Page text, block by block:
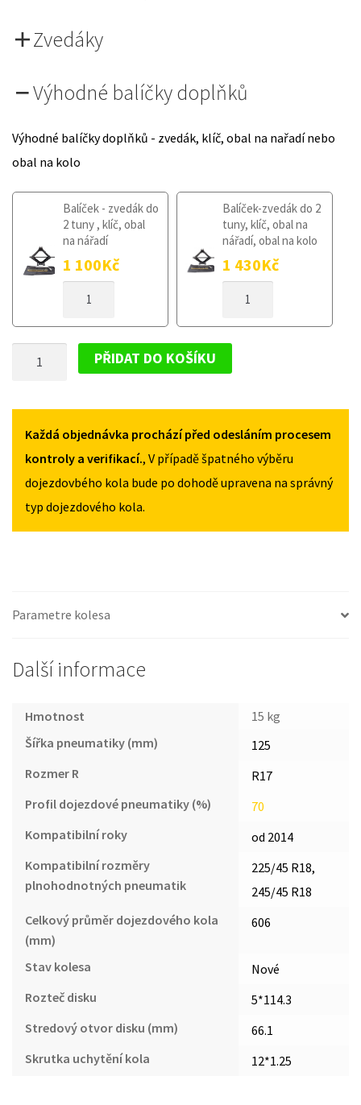
Zvedáky
Výhodné balíčky doplňků
Výhodné balíčky doplňků - zvedák, klíč, obal na nařadí nebo
obal na kolo
Balíček - zvedák do
2 tuny , klíč, obal
na nářadí
1 100Kč
KOLO
2014
Balíček-zvedák do 2
tuny, klíč, obal na
nářadí, obal na kolo
1 430Kč
KOLO
2014
PULSAR
OD
2014
MNOŽSTVÍ
PŘIDAT DO KOŠÍKU
Každá objednávka prochází před odesláním procesem
kontroly a verifikací., V případě špatného výběru
dojezdovbého kola bude po dohodě upravena na správný
typ dojezdového kola.
Parametre kolesa
Další informace
Hmotnost
15 kg
Šířka pneumatiky (mm)
125
Rozmer R
R17
Profil dojezdové pneumatiky (%)
70
Kompatibilní roky
od 2014
Kompatibilní rozměry
plnohodnotných pneumatik
225/45 R18,
245/45 R18
Celkový průměr dojezdového kola
(mm)
606
Stav kolesa
Nové
Rozteč disku
5*114.3
Stredový otvor disku (mm)
66.1
Skrutka uchytění kola
12*1.25